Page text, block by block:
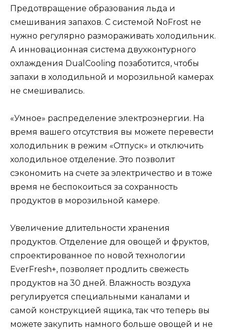
Предотвращение образования льда и
смешивания запахов. С системой NoFrost не
нужно регулярно размораживать холодильник.
А инновационная система двухконтурного
охлаждения DualCooling позаботится, чтобы
запахи в холодильной и морозильной камерах
не смешивались.
«Умное» распределение электроэнергии. На
время вашего отсутствия вы можете перевести
холодильник в режим «Отпуск» и отключить
холодильное отделение. Это позволит
сэкономить на счете за электричество и в тоже
время не беспокоиться за сохранность
продуктов в морозильной камере.
Увеличение длительности хранения
продуктов. Отделение для овощей и фруктов,
спроектированное по новой технологии
EverFresh+, позволяет продлить свежесть
продуктов на 30 дней. Влажность воздуха
регулируется специальными каналами и
самой конструкцией ящика, так что теперь вы
можете закупить намного больше овощей и не